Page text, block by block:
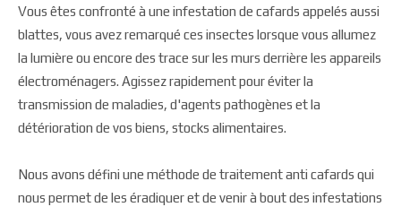
Vous êtes confronté à une infestation de cafards appelés aussi
blattes, vous avez remarqué ces insectes lorsque vous allumez
la lumière ou encore des trace sur les murs derrière les appareils
électroménagers. Agissez rapidement pour éviter la
transmission de maladies, d'agents pathogènes et la
détérioration de vos biens, stocks alimentaires.
Nous avons défini une méthode de traitement anti cafards qui
nous permet de les éradiquer et de venir à bout des infestations